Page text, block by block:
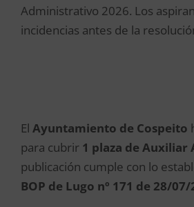
Administrativo 2026. Los
incidencias antes de la
El Ayuntamiento de Cospeito
para cubrir 1 plaza de
publicación cumple con lo
BOP de Lugo nº 171 de 28/07/